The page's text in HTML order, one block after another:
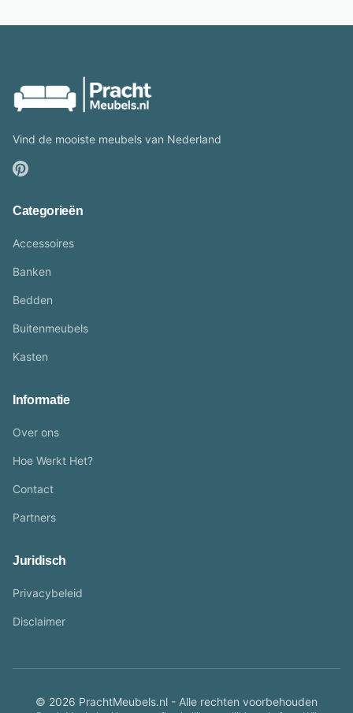
Vind de mooiste meubels van Nederland
Categorieën
Accessoires
Banken
Bedden
Buitenmeubels
Kasten
Informatie
Over ons
Hoe Werkt Het?
Contact
Partners
Juridisch
Privacybeleid
Disclaimer
© 2026 PrachtMeubels.nl - Alle rechten voorbehouden